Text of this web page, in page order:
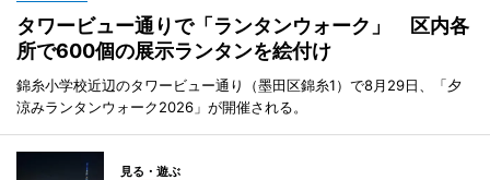
タワービュー通りで「ランタンウォーク」 区内各
所で600個の展示ランタンを絵付け
錦糸小学校近辺のタワービュー通り（墨田区錦糸1）で8月29日、「夕
涼みランタンウォーク2026」が開催される。
見る・遊ぶ